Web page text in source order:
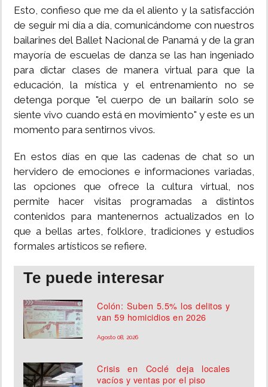
Esto, confieso que me da el aliento y la satisfacción
de seguir mi día a día, comunicándome con nuestros
bailarines del Ballet Nacional de Panamá y de la gran
mayoría de escuelas de danza se las han ingeniado
para dictar clases de manera virtual para que la
educación, la mística y el entrenamiento no se
detenga porque "el cuerpo de un bailarín solo se
siente vivo cuando está en movimiento" y este es un
momento para sentirnos vivos.
En estos días en que las cadenas de chat so un
hervidero de emociones e informaciones variadas,
las opciones que ofrece la cultura virtual, nos
permite hacer visitas programadas a distintos
contenidos para mantenernos actualizados en lo
que a bellas artes, folklore, tradiciones y estudios
formales artísticos se refiere.
Te puede interesar
Colón: Suben 5.5% los delitos y
van 59 homicidios en 2026
Agosto 08, 2026
Crisis en Coclé deja locales
vacíos y ventas por el piso